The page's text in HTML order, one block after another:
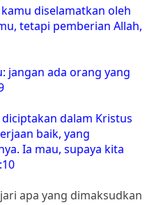
diselamatkan oleh
tetapi pemberian Allah,
jangan ada orang yang
dalam Kristus
baik, yang
Ia mau, supaya kita
apa yang dimaksudkan